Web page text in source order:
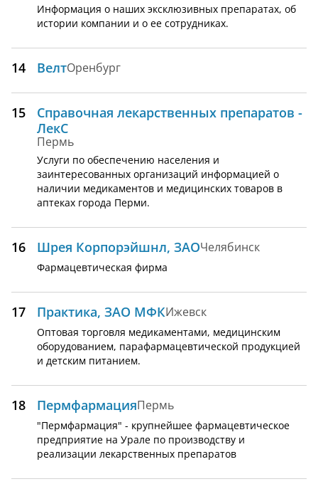
Информация о наших эксклюзивных препаратах, об
истории компании и о ее сотрудниках.
14 ВелтОренбург
15
Справочная лекарственных препаратов -
ЛекС
Пермь
Услуги по обеспечению населения и
заинтересованных организаций информацией о
наличии медикаментов и медицинских товаров в
аптеках города Перми.
16 Шрея Корпорэйшнл, ЗАОЧелябинск
Фармацевтическая фирма
17 Практика, ЗАО МФКИжевск
Оптовая торговля медикаментами, медицинским
оборудованием, парафармацевтической продукцией
и детским питанием.
18 ПермфармацияПермь
"Пермфармация" - крупнейшее фармацевтическое
предприятие на Урале по производству и
реализации лекарственных препаратов